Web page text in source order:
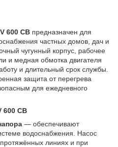
600 CB предназначен для
частных домов, дач и
чугунный корпус, рабочее
и медная обмотка двигателя
и длительный срок службы.
защита от перегрева
для ежедневного
600 CB
— обеспечивают
водоснабжения. Насос
линиях и при